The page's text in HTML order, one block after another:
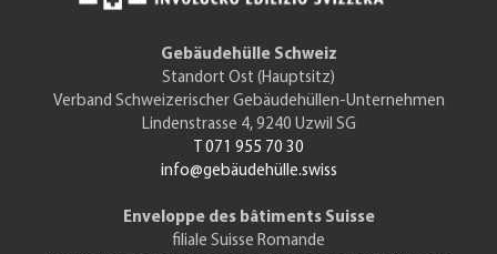
Gebäudehülle Schweiz
Standort Ost (Hauptsitz)
Verband Schweizerischer Gebäudehüllen-Unternehmen
Lindenstrasse 4, 9240 Uzwil SG
T 071 955 70 30
info@gebäudehülle.swiss
Enveloppe des bâtiments Suisse
filiale Suisse Romande